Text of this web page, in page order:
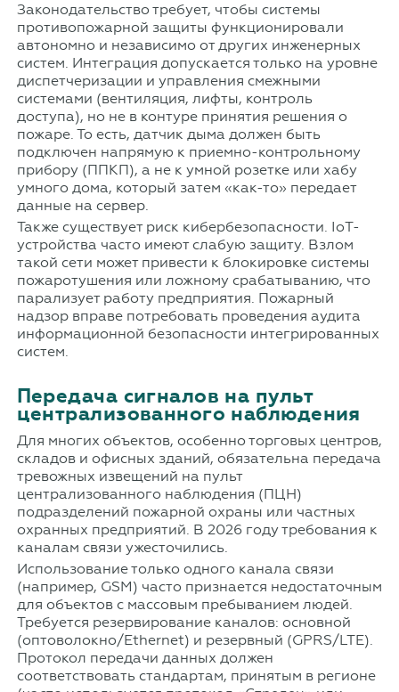
Законодательство требует, чтобы системы
противопожарной защиты функционировали
автономно и независимо от других инженерных
систем. Интеграция допускается только на уровне
диспетчеризации и управления смежными
системами (вентиляция, лифты, контроль
доступа), но не в контуре принятия решения о
пожаре. То есть, датчик дыма должен быть
подключен напрямую к приемно-контрольному
прибору (ППКП), а не к умной розетке или хабу
умного дома, который затем «как-то» передает
данные на сервер.
Также существует риск кибербезопасности. IoT-
устройства часто имеют слабую защиту. Взлом
такой сети может привести к блокировке системы
пожаротушения или ложному срабатыванию, что
парализует работу предприятия. Пожарный
надзор вправе потребовать проведения аудита
информационной безопасности интегрированных
систем.
Передача сигналов на пульт
централизованного наблюдения
Для многих объектов, особенно торговых центров,
складов и офисных зданий, обязательна передача
тревожных извещений на пульт
централизованного наблюдения (ПЦН)
подразделений пожарной охраны или частных
охранных предприятий. В 2026 году требования к
каналам связи ужесточились.
Использование только одного канала связи
(например, GSM) часто признается недостаточным
для объектов с массовым пребыванием людей.
Требуется резервирование каналов: основной
(оптоволокно/Ethernet) и резервный (GPRS/LTE).
Протокол передачи данных должен
соответствовать стандартам, принятым в регионе